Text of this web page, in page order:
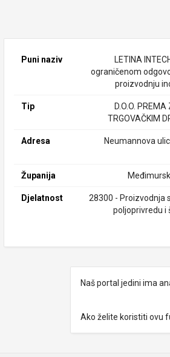
Puni naziv
LETINA
ograničenom
proizvodnju
Tip
D.O.O. PREMA
TRGOVAČKIM
Adresa
Neumannova
Županija
Djelatnost
28300 - Proizvodnja
poljoprivredu i
Naš portal jedini ima
Ako želite koristiti ovu